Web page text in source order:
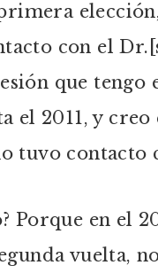
con el
que tengo
el 2011, y
tuvo contacto
Porque en el
vuelta,